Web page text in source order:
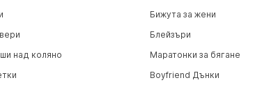
Бижута за жени
Блейзъри
над коляно
Маратонки за бягане
Boyfriend Дънки